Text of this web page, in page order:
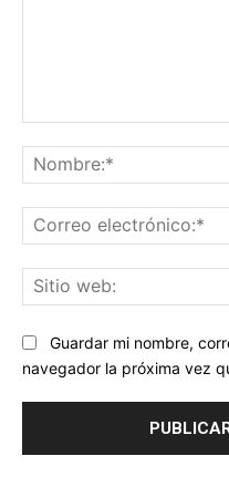
Guardar mi nombre,
navegador la próxima vez